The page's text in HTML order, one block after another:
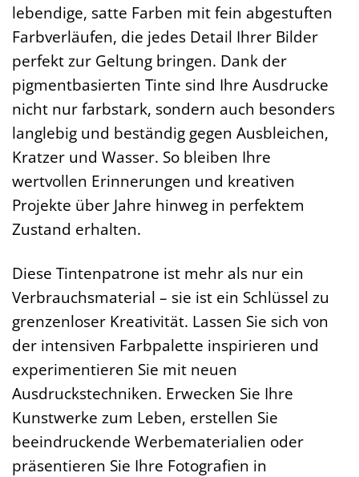
lebendige, satte Farben mit fein abgestuften
Farbverläufen, die jedes Detail Ihrer Bilder
perfekt zur Geltung bringen. Dank der
pigmentbasierten Tinte sind Ihre Ausdrucke
nicht nur farbstark, sondern auch besonders
langlebig und beständig gegen Ausbleichen,
Kratzer und Wasser. So bleiben Ihre
wertvollen Erinnerungen und kreativen
Projekte über Jahre hinweg in perfektem
Zustand erhalten.
Diese Tintenpatrone ist mehr als nur ein
Verbrauchsmaterial – sie ist ein Schlüssel zu
grenzenloser Kreativität. Lassen Sie sich von
der intensiven Farbpalette inspirieren und
experimentieren Sie mit neuen
Ausdruckstechniken. Erwecken Sie Ihre
Kunstwerke zum Leben, erstellen Sie
beeindruckende Werbematerialien oder
präsentieren Sie Ihre Fotografien in